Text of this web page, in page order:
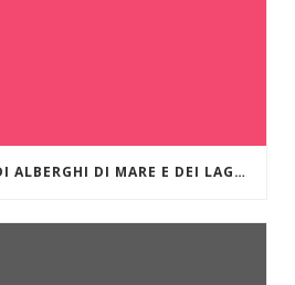
”L’ANIMA DEI GRANDI ALBERGHI DI MARE E DEI LAGHI.” VILLA D’ESTE SUL LAGO DI COMO